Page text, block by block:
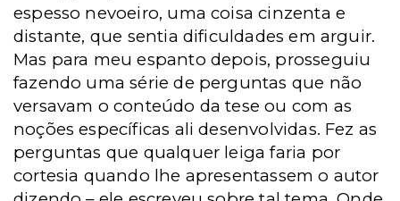
espesso nevoeiro, uma coisa cinzenta e
distante, que sentia dificuldades em arguir.
Mas para meu espanto depois, prosseguiu
fazendo uma série de perguntas que não
versavam o conteúdo da tese ou com as
noções específicas ali desenvolvidas. Fez as
perguntas que qualquer leiga faria por
cortesia quando lhe apresentassem o autor